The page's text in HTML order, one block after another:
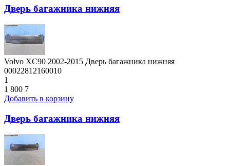
Дверь багажника нижняя
Volvo XC90 2002-2015 Дверь багажника нижняя
00022812160010
1
1 800 7
Добавить в корзину
Дверь багажника нижняя